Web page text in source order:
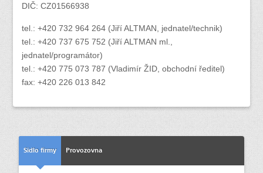
DIČ: CZ01566938
tel.: +420 732 964 264 (Jiří ALTMAN, jednatel/technik)
tel.: +420 737 675 752 (Jiří ALTMAN ml.,
jednatel/programátor)
tel.: +420 775 073 787 (Vladimír ŽID, obchodní ředitel)
fax: +420 226 013 842
Sídlo firmy Provozovna